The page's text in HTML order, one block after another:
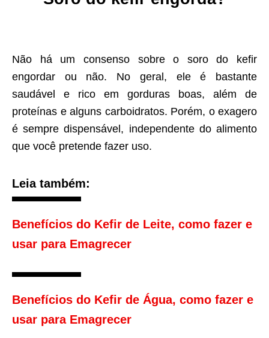
Não há um consenso sobre o soro do kefir
engordar ou não. No geral, ele é bastante
saudável e rico em gorduras boas, além de
proteínas e alguns carboidratos. Porém, o exagero
é sempre dispensável, independente do alimento
que você pretende fazer uso.
Leia também:
Benefícios do Kefir de Leite, como fazer e
usar para Emagrecer
Benefícios do Kefir de Água, como fazer e
usar para Emagrecer